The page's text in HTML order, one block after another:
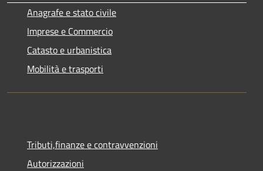
Anagrafe e stato civile
Imprese e Commercio
Catasto e urbanistica
Mobilità e trasporti
Tributi,finanze e contravvenzioni
Autorizzazioni